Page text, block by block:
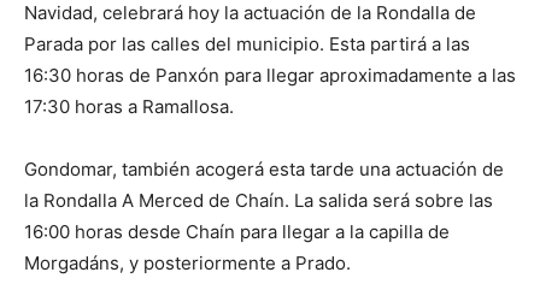
Navidad, celebrará hoy la actuación de la Rondalla de
Parada por las calles del municipio. Esta partirá a las
16:30 horas de Panxón para llegar aproximadamente a las
17:30 horas a Ramallosa.
Gondomar, también acogerá esta tarde una actuación de
la Rondalla A Merced de Chaín. La salida será sobre las
16:00 horas desde Chaín para llegar a la capilla de
Morgadáns, y posteriormente a Prado.